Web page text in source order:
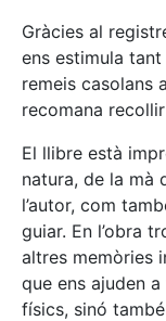
Gràcies al
ens estimula
remeis casolans
recomana
El llibre està
natura, de la mà
l’autor, com
guiar. En l’obra
altres memòries
que ens ajuden
físics, sinó